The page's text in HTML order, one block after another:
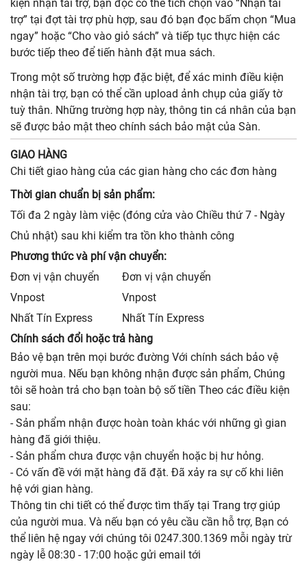
kiện nhận tài trợ, bạn đọc có thể tích chọn vào “Nhận tài
trợ” tại đợt tài trợ phù hợp, sau đó bạn đọc bấm chọn “Mua
ngay” hoặc “Cho vào giỏ sách” và tiếp tục thực hiện các
bước tiếp theo để tiến hành đặt mua sách.
Trong một số trường hợp đặc biệt, để xác minh điều kiện
nhận tài trợ, bạn có thể cần upload ảnh chụp của giấy tờ
tuỳ thân. Những trường hợp này, thông tin cá nhân của bạn
sẽ được bảo mật theo chính sách bảo mật của Sàn.
GIAO HÀNG
Chi tiết giao hàng của các gian hàng cho các đơn hàng
Thời gian chuẩn bị sản phẩm:
Tối đa 2 ngày làm việc (đóng cửa vào Chiều thứ 7 - Ngày
Chủ nhật) sau khi kiểm tra tồn kho thành công
Phương thức và phí vận chuyển:
Đơn vị vận chuyển
Vnpost
Nhất Tín Express
Đơn vị vận chuyển
Vnpost
Nhất Tín Express
Chính sách đổi hoặc trả hàng
Bảo vệ bạn trên mọi bước đường Với chính sách bảo vệ
người mua. Nếu bạn không nhận được sản phẩm, Chúng
tôi sẽ hoàn trả cho bạn toàn bộ số tiền Theo các điều kiện
sau:
- Sản phẩm nhận được hoàn toàn khác với những gì gian
hàng đã giới thiệu.
- Sản phẩm chưa được vận chuyển hoặc bị hư hỏng.
- Có vấn đề với mặt hàng đã đặt. Đã xảy ra sự cố khi liên
hệ với gian hàng.
Thông tin chi tiết có thể được tìm thấy tại Trang trợ giúp
của người mua. Và nếu bạn có yêu cầu cần hỗ trợ, Bạn có
thể liên hệ ngay với chúng tôi 0247.300.1369 mỗi ngày trừ
ngày lễ 08:30 - 17:00 hoặc gửi email tới